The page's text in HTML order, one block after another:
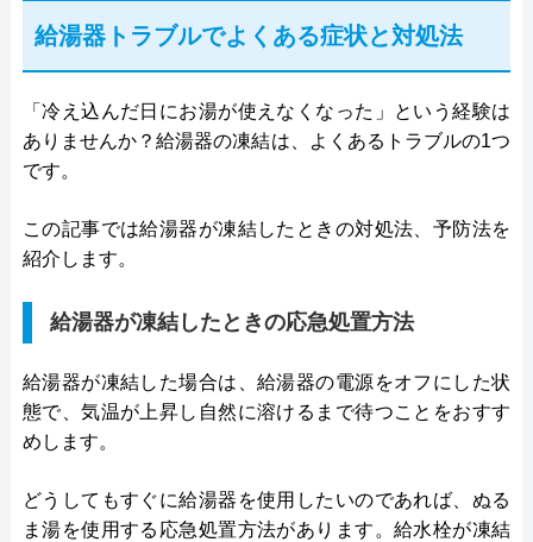
給湯器トラブルでよくある症状と対処法
「冷え込んだ日にお湯が使えなくなった」という経験は
ありませんか？給湯器の凍結は、よくあるトラブルの1つ
です。
この記事では給湯器が凍結したときの対処法、予防法を
紹介します。
給湯器が凍結したときの応急処置方法
給湯器が凍結した場合は、給湯器の電源をオフにした状
態で、気温が上昇し自然に溶けるまで待つことをおすす
めします。
どうしてもすぐに給湯器を使用したいのであれば、ぬる
ま湯を使用する応急処置方法があります。給水栓が凍結